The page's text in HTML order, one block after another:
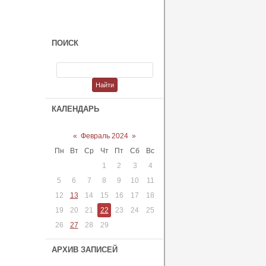
ПОИСК
КАЛЕНДАРЬ
« Февраль 2024 »
Пн
Вт Ср Чт Пт Сб
Вс
1
2 3
4
5
6 7 8 9 10
11
12
13 14 15 16 17
18
19
20 21 22 23 24
25
26
27 28 29
АРХИВ ЗАПИСЕЙ